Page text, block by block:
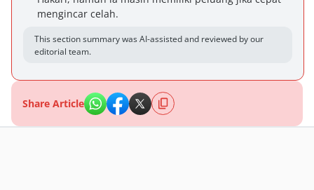
mengincar celah.
This section summary was AI-assisted and reviewed by our
editorial team.
Share Article